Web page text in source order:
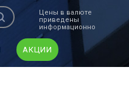
Цены в валюте
приведены
информационно
АКЦИИ